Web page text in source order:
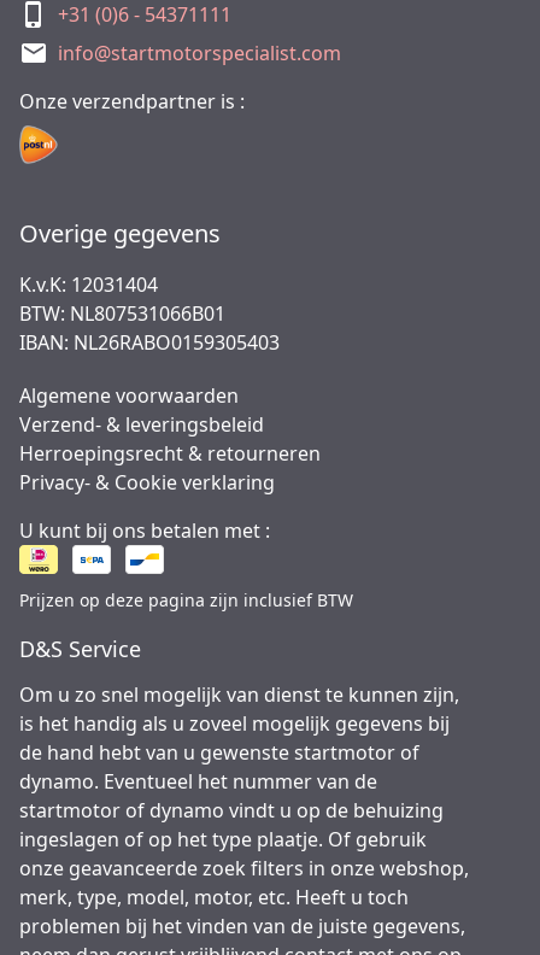
+31 (0)6 - 54371111
info@startmotorspecialist.com
Onze verzendpartner is :
Overige gegevens
K.v.K: 12031404
BTW: NL807531066B01
IBAN: NL26RABO0159305403
Algemene voorwaarden
Verzend- & leveringsbeleid
Herroepingsrecht & retourneren
Privacy- & Cookie verklaring
U kunt bij ons betalen met :
Prijzen op deze pagina zijn inclusief BTW
D&S Service
Om u zo snel mogelijk van dienst te kunnen zijn,
is het handig als u zoveel mogelijk gegevens bij
de hand hebt van u gewenste startmotor of
dynamo. Eventueel het nummer van de
startmotor of dynamo vindt u op de behuizing
ingeslagen of op het type plaatje. Of gebruik
onze geavanceerde zoek filters in onze webshop,
merk, type, model, motor, etc. Heeft u toch
problemen bij het vinden van de juiste gegevens,